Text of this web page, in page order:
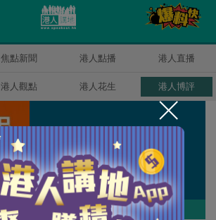
焦點新聞 港人點播 港人直播
港人觀點 港人花生 港人博評
作者其他博評